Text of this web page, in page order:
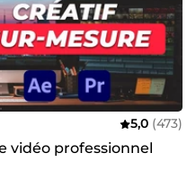
5,0 (473)
vidéo professionnel